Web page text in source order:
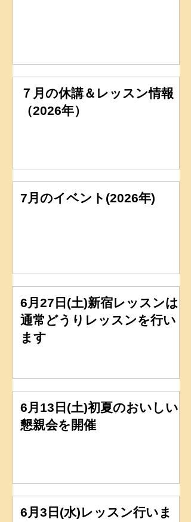
７月の休講＆レッスン情報
（2026年）
7月のイベント(2026年)
6月27日(土)新宿レッスンは
通常どうりレッスンを行い
ます
6月13日(土)初夏のおいしい
懇親会を開催
6月3日(水)レッスン行いま